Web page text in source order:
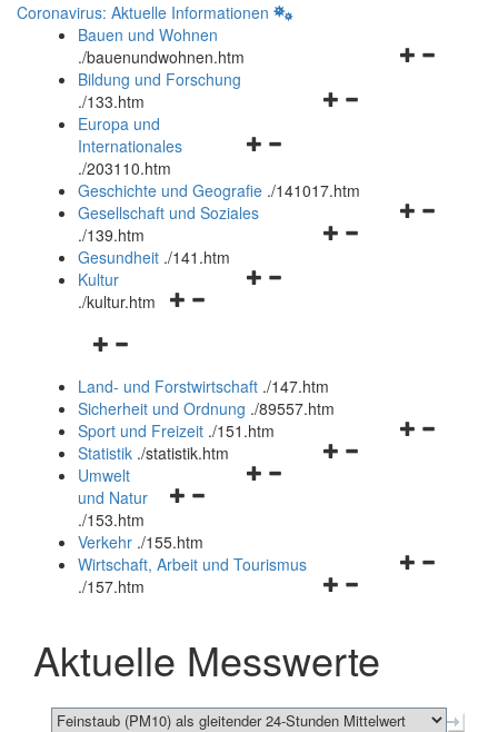
Coronavirus: Aktuelle Informationen
Bauen und Wohnen
./bauenundwohnen.htm
Navigationsmenü
Bildung und Forschung
./133.htm
Navigationsmenü
und
schließen
Europa und
Internationales
./203110.htm
Geschichte und Geografie ./141017.htm
Navigationsmenü
Gesellschaft und Soziales
./139.htm
Navigationsmenü
Gesundheit ./141.htm
Navigationsmenü
Kultur
./kultur.htm
Navigationsmenü
und
schließen
Land- und Forstwirtschaft ./147.htm
Sicherheit und Ordnung ./89557.htm
Navigationsmenü
Sport und Freizeit ./151.htm
Navigationsmenü
Statistik ./statistik.htm
Navigationsmenü
und
schließen
Umwelt
und Natur
./153.htm
Verkehr ./155.htm
Navigationsmenü
schließen
Wirtschaft, Arbeit und Tourismus
./157.htm
Aktuelle Messwerte